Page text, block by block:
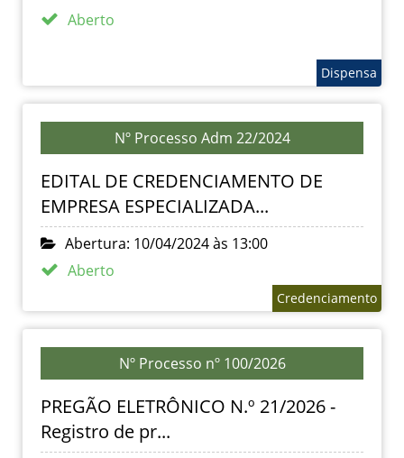
Aberto
Dispensa
Nº Processo Adm 22/2024
EDITAL DE CREDENCIAMENTO DE
EMPRESA ESPECIALIZADA...
Abertura: 10/04/2024 às 13:00
Aberto
Credenciamento
Nº Processo nº 100/2026
PREGÃO ELETRÔNICO N.º 21/2026 -
Registro de pr...